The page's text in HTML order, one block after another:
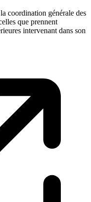
coordination générale des
que prennent
intervenant dans son